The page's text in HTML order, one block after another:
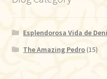
Esplendorosa Vida de
The Amazing Pedro(15)